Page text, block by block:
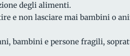
degli alimenti.
e non lasciare mai bambini o
bambini e persone fragili,